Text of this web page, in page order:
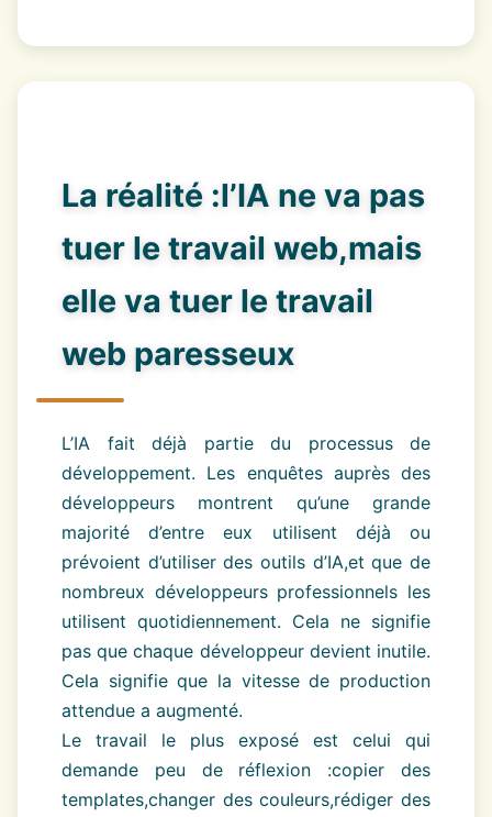
La réalité :l’IA ne va pas
tuer le travail web,mais
elle va tuer le travail
web paresseux
L’IA fait déjà partie du processus de
développement. Les enquêtes auprès des
développeurs montrent qu’une grande
majorité d’entre eux utilisent déjà ou
prévoient d’utiliser des outils d’IA,et que de
nombreux développeurs professionnels les
utilisent quotidiennement. Cela ne signifie
pas que chaque développeur devient inutile.
Cela signifie que la vitesse de production
attendue a augmenté.
Le travail le plus exposé est celui qui
demande peu de réflexion :copier des
templates,changer des couleurs,rédiger des